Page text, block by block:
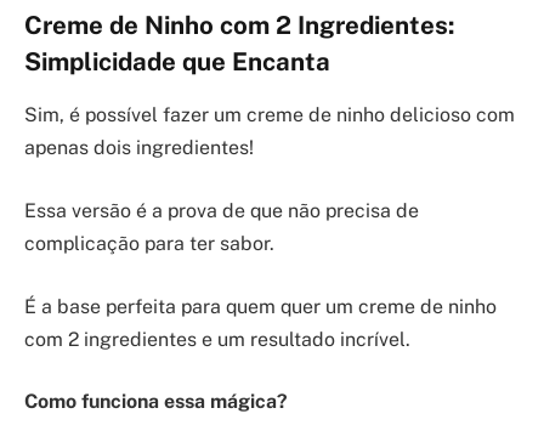
Creme de Ninho com 2 Ingredientes:
Simplicidade que Encanta
Sim, é possível fazer um creme de ninho delicioso com
apenas dois ingredientes!
Essa versão é a prova de que não precisa de
complicação para ter sabor.
É a base perfeita para quem quer um creme de ninho
com 2 ingredientes e um resultado incrível.
Como funciona essa mágica?